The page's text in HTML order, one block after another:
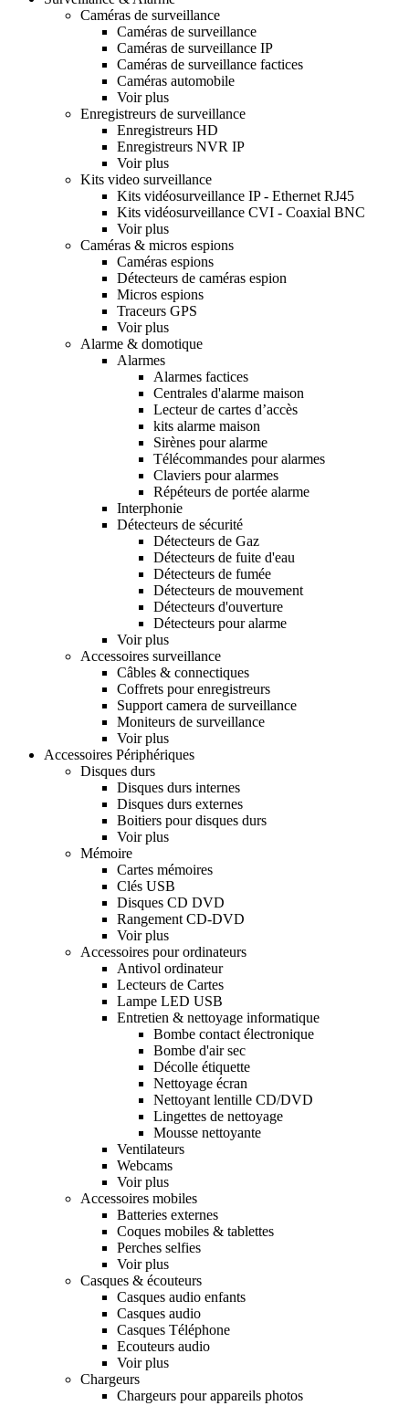
Caméras de surveillance
Caméras de surveillance
Caméras de surveillance IP
Caméras de surveillance factices
Caméras automobile
Voir plus
Enregistreurs de surveillance
Enregistreurs HD
Enregistreurs NVR IP
Voir plus
Kits video surveillance
Kits vidéosurveillance IP - Ethernet RJ45
Kits vidéosurveillance CVI - Coaxial BNC
Voir plus
Caméras & micros espions
Caméras espions
Détecteurs de caméras espion
Micros espions
Traceurs GPS
Voir plus
Alarme & domotique
Alarmes
Alarmes factices
Centrales d'alarme maison
Lecteur de cartes d’accès
kits alarme maison
Sirènes pour alarme
Télécommandes pour alarmes
Claviers pour alarmes
Répéteurs de portée alarme
Interphonie
Détecteurs de sécurité
Détecteurs de Gaz
Détecteurs de fuite d'eau
Détecteurs de fumée
Détecteurs de mouvement
Détecteurs d'ouverture
Détecteurs pour alarme
Voir plus
Accessoires surveillance
Câbles & connectiques
Coffrets pour enregistreurs
Support camera de surveillance
Moniteurs de surveillance
Voir plus
Accessoires Périphériques
Disques durs
Disques durs internes
Disques durs externes
Boitiers pour disques durs
Voir plus
Mémoire
Cartes mémoires
Clés USB
Disques CD DVD
Rangement CD-DVD
Voir plus
Accessoires pour ordinateurs
Antivol ordinateur
Lecteurs de Cartes
Lampe LED USB
Entretien & nettoyage informatique
Bombe contact électronique
Bombe d'air sec
Décolle étiquette
Nettoyage écran
Nettoyant lentille CD/DVD
Lingettes de nettoyage
Mousse nettoyante
Ventilateurs
Webcams
Voir plus
Accessoires mobiles
Batteries externes
Coques mobiles & tablettes
Perches selfies
Voir plus
Casques & écouteurs
Casques audio enfants
Casques audio
Casques Téléphone
Ecouteurs audio
Voir plus
Chargeurs
Chargeurs pour appareils photos